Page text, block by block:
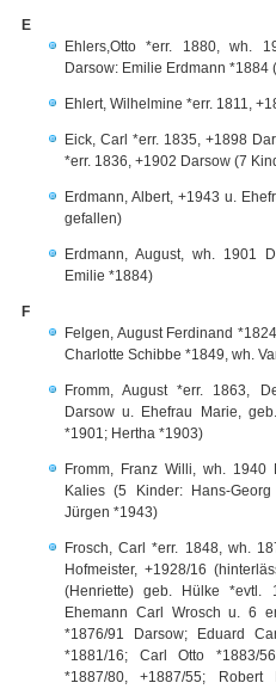
E
Ehlers,Otto *err. 1880, wh.
Darsow: Emilie Erdmann *1884
Ehlert, Wilhelmine *err. 1811,
Eick, Carl *err. 1835, +1898
*err. 1836, +1902 Darsow (7
Erdmann, Albert, +1943 u.
gefallen)
Erdmann, August, wh. 1901
Emilie *1884)
F
Felgen, August Ferdinand
Charlotte Schibbe *1849, wh.
Fromm, August *err. 1863,
Darsow u. Ehefrau Marie,
*1901; Hertha *1903)
Fromm, Franz Willi, wh.
Kalies (5 Kinder: Hans-
Jürgen *1943)
Frosch, Carl *err. 1848, wh.
Hofmeister, +1928/16
(Henriette) geb. Hülke *evtl.
Ehemann Carl Wrosch u. 6
*1876/91 Darsow; Eduard
*1881/16; Carl Otto *1883/
*1887/80, +1887/55;